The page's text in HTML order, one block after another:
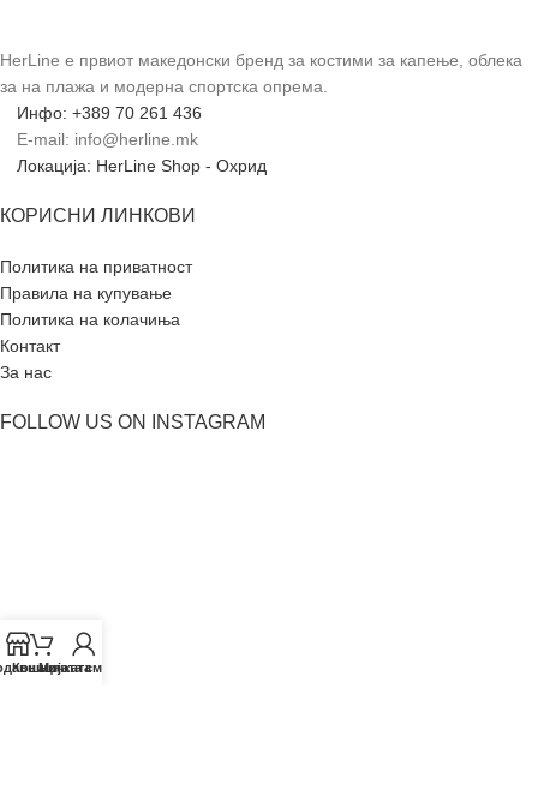
HerLine е првиот македонски бренд за костими за капење, облека
за на плажа и модерна спортска опрема.
Инфо: +389 70 261 436
E-mail: info@herline.mk
Локација: HerLine Shop - Охрид
КОРИСНИ ЛИНКОВИ
Политика на приватност
Правила на купување
Политика на колачиња
Контакт
За нас
FOLLOW US ON INSTAGRAM
Кошничката
Мојата сметка